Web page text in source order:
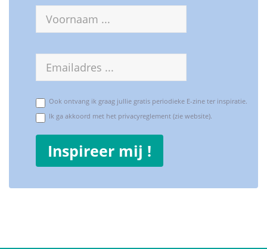
Voornaam
E-
mailadres
Ook ontvang ik graag jullie gratis periodieke E-zine ter inspiratie.
Ik ga akkoord met het privacyreglement (zie website).
Inspireer mij !